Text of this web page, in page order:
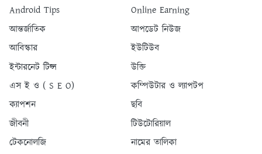
Android Tips
Online Earning
আন্তর্জাতিক
আপডেট নিউজ
আবিস্কার
ইউটিউব
ইন্টারনেট টিপ্স
উক্তি
এস ই ও ( S E O)
কম্পিউটার ও ল্যাপটপ
ক্যাপশন
ছবি
জীবনী
টিউটোরিয়াল
টেকনোলজি
নামের তালিকা